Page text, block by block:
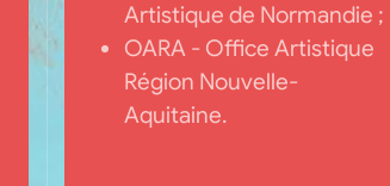
Artistique de Normandie ;
OARA - Office Artistique
Région Nouvelle-
Aquitaine.